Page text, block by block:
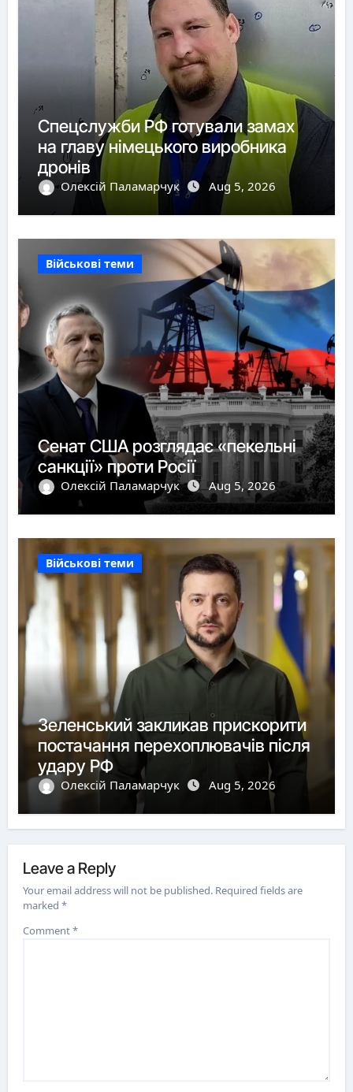
Спецслужби РФ готували замах
на главу німецького виробника
дронів
Олексій Паламарчук Aug 5, 2026
Військові теми
Сенат США розглядає «пекельні
санкції» проти Росії
Олексій Паламарчук Aug 5, 2026
Військові теми
Зеленський закликав прискорити
постачання перехоплювачів після
удару РФ
Олексій Паламарчук Aug 5, 2026
Leave a Reply
Your email address will not be published. Required fields are
marked*
Comment*